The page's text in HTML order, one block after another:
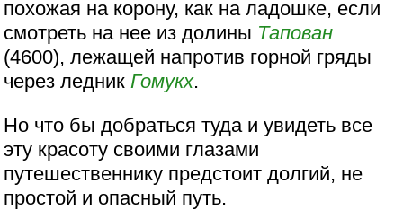
похожая на корону, как на ладошке, если
смотреть на нее из долины Тапован
(4600), лежащей напротив горной гряды
через ледник Гомукх.
Но что бы добраться туда и увидеть все
эту красоту своими глазами
путешественнику предстоит долгий, не
простой и опасный путь.